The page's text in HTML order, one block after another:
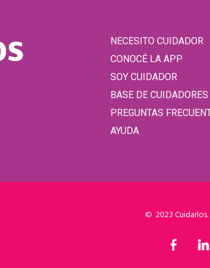
NECESITO CUIDADOR
CONOCÉ LA APP
SOY CUIDADOR
BASE DE CUIDADORES
PREGUNTAS
AYUDA
© 2023